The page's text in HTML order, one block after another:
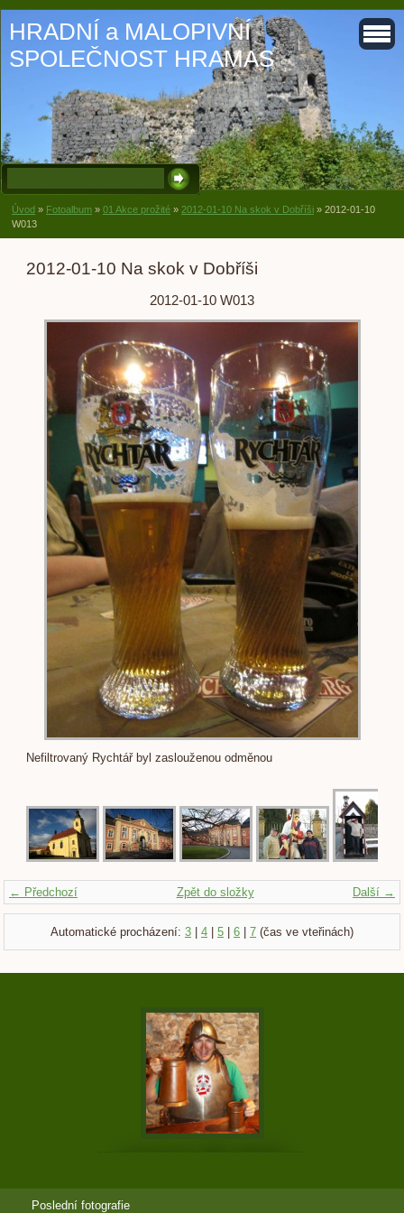
HRADNÍ a MALOPIVNÍ
SPOLEČNOST HRAMAS
Úvod » Fotoalbum » 01 Akce prožité » 2012-01-10 Na skok v Dobříši » 2012-01-10
W013
2012-01-10 Na skok v Dobříši
2012-01-10 W013
Nefiltrovaný Rychtář byl zaslouženou odměnou
← Předchozí Další →
Zpět do složky
Automatické procházení: 3 4 5 6 7 (čas ve vteřinách)
Poslední fotografie